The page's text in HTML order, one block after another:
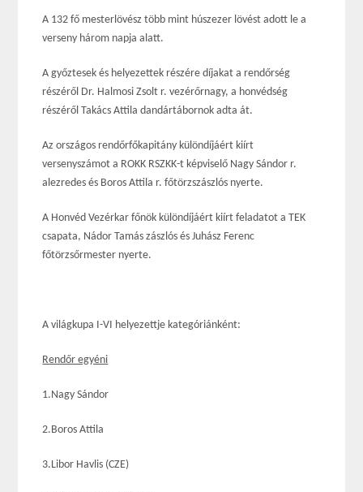
A 132 fő mesterlövész több mint húszezer lövést adott le a
verseny három napja alatt.
A győztesek és helyezettek részére díjakat a rendőrség
részéről Dr. Halmosi Zsolt r. vezérőrnagy, a honvédség
részéről Takács Attila dandártábornok adta át.
Az országos rendőrfőkapitány különdíjáért kiírt
versenyszámot a ROKK RSZKK-t képviselő Nagy Sándor r.
alezredes és Boros Attila r. főtörzszászlós nyerte.
A Honvéd Vezérkar főnök különdíjáért kiírt feladatot a TEK
csapata, Nádor Tamás zászlós és Juhász Ferenc
főtörzsőrmester nyerte.
A világkupa I-VI helyezettje kategóriánként:
Rendőr egyéni
1.Nagy Sándor
2.Boros Attila
3.Libor Havlis (CZE)